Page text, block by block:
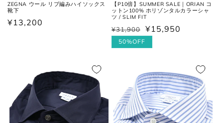
ZEGNA ウール リブ編みハイソックス
靴下
通
¥13,200
【P10倍】SUMMER SALE｜ORIAN コ
ットン100% ホリゾンタルカラーシャ
ツ / SLIM FIT
通
常
¥31,900
セ
ー
¥15,950
50%OFF